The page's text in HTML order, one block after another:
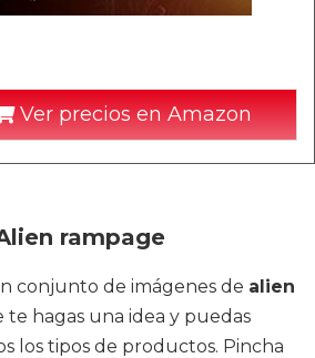
Ver precios en Amazon
rampage
conjunto de imágenes de alien
te hagas una idea y puedas
los tipos de productos. Pincha